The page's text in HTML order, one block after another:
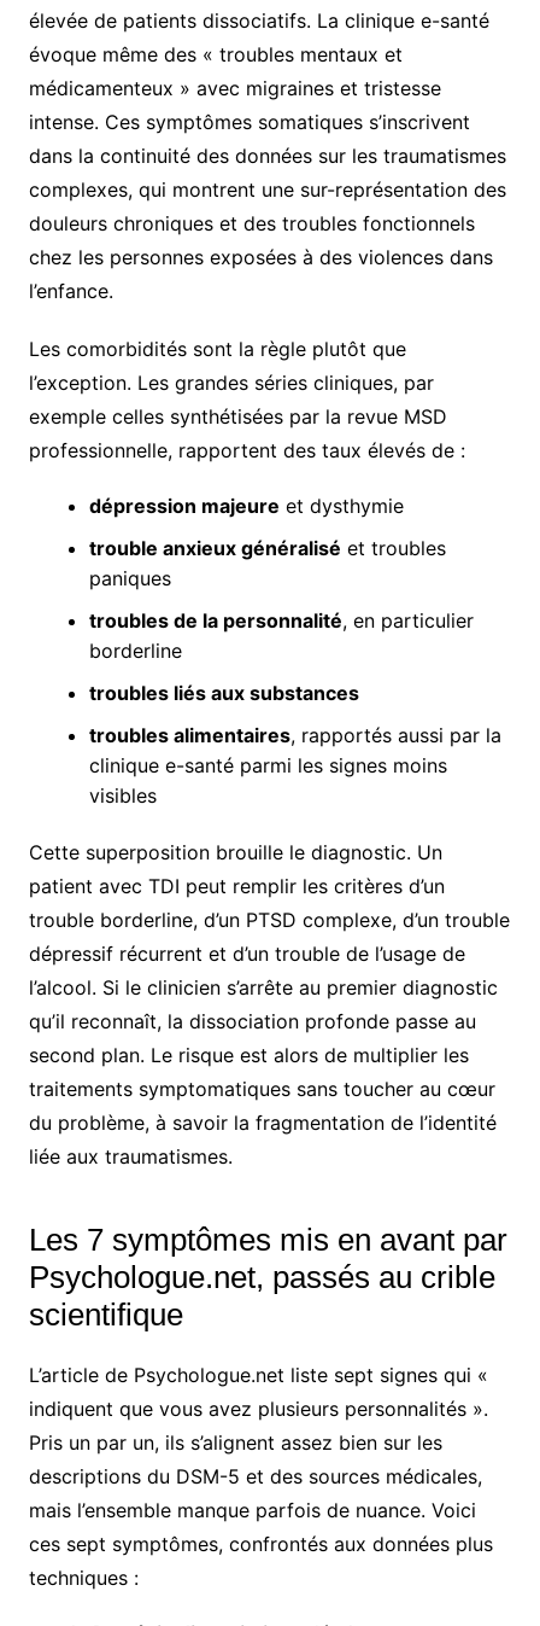
élevée de patients dissociatifs. La clinique e-santé
évoque même des « troubles mentaux et
médicamenteux » avec migraines et tristesse
intense. Ces symptômes somatiques s’inscrivent
dans la continuité des données sur les traumatismes
complexes, qui montrent une sur-représentation des
douleurs chroniques et des troubles fonctionnels
chez les personnes exposées à des violences dans
l’enfance.
Les comorbidités sont la règle plutôt que
l’exception. Les grandes séries cliniques, par
exemple celles synthétisées par la revue MSD
professionnelle, rapportent des taux élevés de :
dépression majeure et dysthymie
trouble anxieux généralisé et troubles
paniques
troubles de la personnalité, en particulier
borderline
troubles liés aux substances
troubles alimentaires, rapportés aussi par la
clinique e-santé parmi les signes moins
visibles
Cette superposition brouille le diagnostic. Un
patient avec TDI peut remplir les critères d’un
trouble borderline, d’un PTSD complexe, d’un trouble
dépressif récurrent et d’un trouble de l’usage de
l’alcool. Si le clinicien s’arrête au premier diagnostic
qu’il reconnaît, la dissociation profonde passe au
second plan. Le risque est alors de multiplier les
traitements symptomatiques sans toucher au cœur
du problème, à savoir la fragmentation de l’identité
liée aux traumatismes.
Les 7 symptômes mis en avant par
Psychologue.net, passés au crible
scientifique
L’article de Psychologue.net liste sept signes qui «
indiquent que vous avez plusieurs personnalités ».
Pris un par un, ils s’alignent assez bien sur les
descriptions du DSM-5 et des sources médicales,
mais l’ensemble manque parfois de nuance. Voici
ces sept symptômes, confrontés aux données plus
techniques :